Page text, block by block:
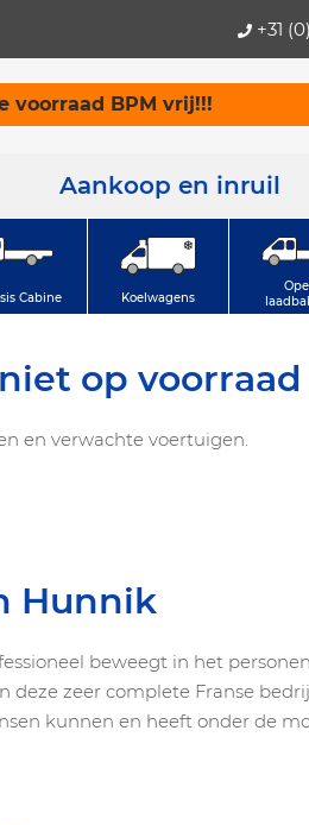
+31
voorraad BPM vrij!!!
Aankoop en inruil
Cabine Koelwagens
op voorraad
en verwachte voertuigen.
Hunnik
beweegt in het
zeer complete Franse
kunnen en heeft onder de